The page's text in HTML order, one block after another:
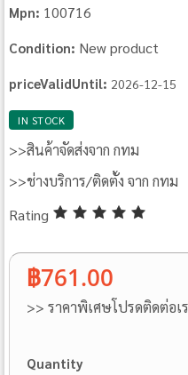
Mpn: 100716
Condition: New product
priceValidUntil: 2026-12-15
IN STOCK
>>สินค้าจัดส่งจาก กทม
>>ช่างบริการ/ติดตั้ง จาก กทม
Rating
฿761.00
>> ราคาพิเศษโปรดติดต่อเ
Quantity